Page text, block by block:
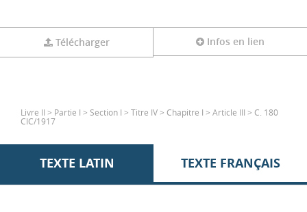
Télécharger Infos en lien
Livre II > Partie I > Section I > Titre IV > Chapitre I > Article III > C. 180
CIC/1917
TEXTE LATIN TEXTE FRANÇAIS